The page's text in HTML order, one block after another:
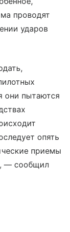
проводят
ударов
они пытаются
опять
приемы
— сообщил